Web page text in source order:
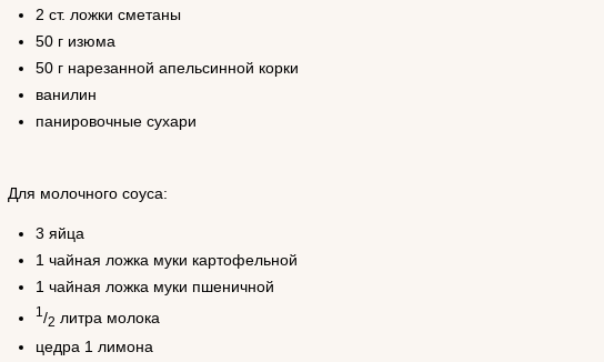
2 ст. ложки сметаны
50 г изюма
50 г нарезанной апельсинной корки
ванилин
панировочные сухари
Для молочного соуса:
3 яйца
1 чайная ложка муки картофельной
1 чайная ложка муки пшеничной
1 /2 литра молока
цедра 1 лимона